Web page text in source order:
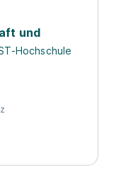
und
Hochschule